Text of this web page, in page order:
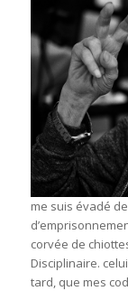
me suis évadé
corvée de
Disciplinaire.
tard, que mes